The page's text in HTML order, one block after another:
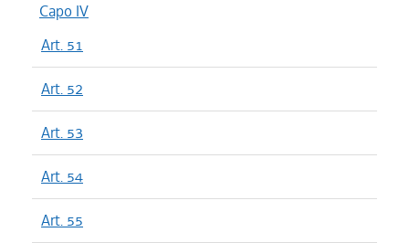
Capo IV
Art. 51
Art. 52
Art. 53
Art. 54
Art. 55